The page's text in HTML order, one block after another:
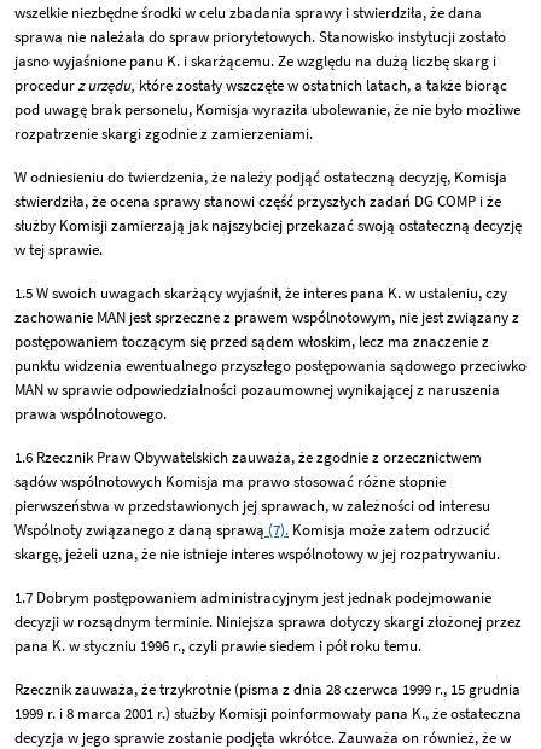
wszelkie niezbędne środki w celu zbadania sprawy i stwierdziła, że dana
sprawa nie należała do spraw priorytetowych. Stanowisko instytucji zostało
jasno wyjaśnione panu K. i skarżącemu. Ze względu na dużą liczbę skarg i
procedurz urzędu, które zostały wszczęte w ostatnich latach, a także biorąc
pod uwagę brak personelu, Komisja wyraziła ubolewanie, że nie było możliwe
rozpatrzenie skargi zgodnie z zamierzeniami.
W odniesieniu do twierdzenia, że należy podjąć ostateczną decyzję, Komisja
stwierdziła, że ocena sprawy stanowi część przyszłych zadań DG COMP i że
służby Komisji zamierzają jak najszybciej przekazać swoją ostateczną decyzję
w tej sprawie.
1.5 W swoich uwagach skarżący wyjaśnił, że interes pana K. w ustaleniu, czy
zachowanie MAN jest sprzeczne z prawem wspólnotowym, nie jest związany z
postępowaniem toczącym się przed sądem włoskim, lecz ma znaczenie z
punktu widzenia ewentualnego przyszłego postępowania sądowego przeciwko
MAN w sprawie odpowiedzialności pozaumownej wynikającej z naruszenia
prawa wspólnotowego.
1.6 Rzecznik Praw Obywatelskich zauważa, że zgodnie z orzecznictwem
sądów wspólnotowych Komisja ma prawo stosować różne stopnie
pierwszeństwa w przedstawionych jej sprawach, w zależności od interesu
Wspólnoty związanego z daną sprawą (7). Komisja może zatem odrzucić
skargę, jeżeli uzna, że nie istnieje interes wspólnotowy w jej rozpatrywaniu.
1.7 Dobrym postępowaniem administracyjnym jest jednak podejmowanie
decyzji w rozsądnym terminie. Niniejsza sprawa dotyczy skargi złożonej przez
pana K. w styczniu 1996 r., czyli prawie siedem i pół roku temu.
Rzecznik zauważa, że trzykrotnie (pisma z dnia 28 czerwca 1999 r., 15 grudnia
1999 r. i 8 marca 2001 r.) służby Komisji poinformowały pana K., że ostateczna
decyzja w jego sprawie zostanie podjęta wkrótce. Zauważa on również, że w